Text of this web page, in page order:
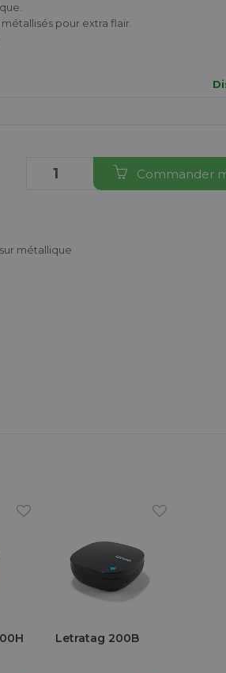
pour extra flair.
Commander
métallique
Letratag 200B